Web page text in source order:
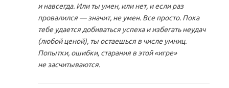
и навсегда. Или ты умен, или нет, и если раз
провалился — значит, не умен. Все просто. Пока
тебе удается добиваться успеха и избегать неудач
(любой ценой), ты остаешься в числе умниц.
Попытки, ошибки, старания в этой «игре»
не засчитываются.